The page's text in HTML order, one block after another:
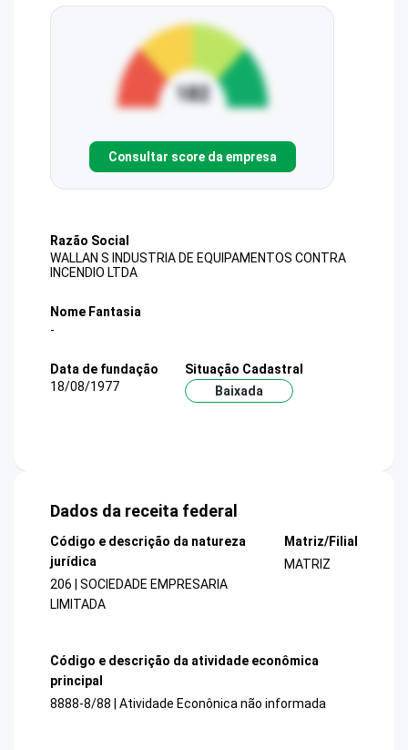
Consultar score da empresa
Razão Social
WALLAN S INDUSTRIA DE EQUIPAMENTOS CONTRA
INCENDIO LTDA
Nome Fantasia
-
Data de fundação
18/08/1977
Situação Cadastral
Baixada
Dados da receita federal
Código e descrição da natureza
jurídica
206 | SOCIEDADE EMPRESARIA
LIMITADA
Matriz/Filial
MATRIZ
Código e descrição da atividade econômica
principal
8888-8/88 | Atividade Econônica não informada